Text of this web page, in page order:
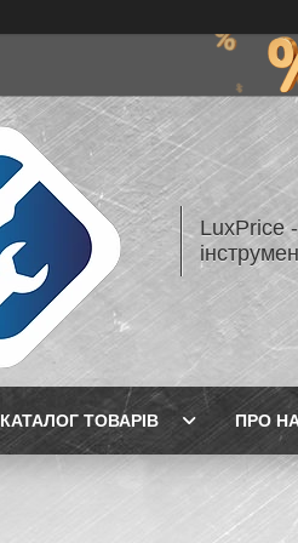
LuxPrice
КАТАЛОГ ТОВАРІВ ПРО